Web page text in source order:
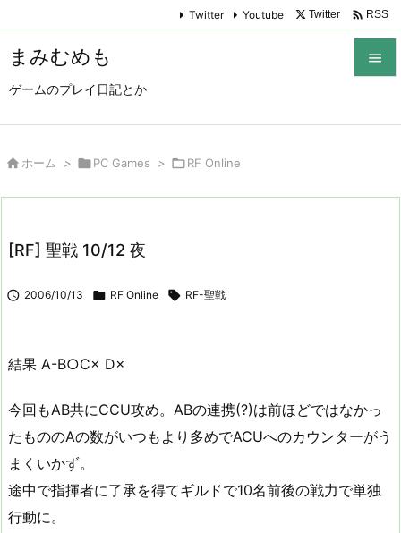
まみむめも
ゲームのプレイ日記とか

Twitter Youtube Twitter  RSS
 ホーム > PC Games > RF Online
[RF] 聖戦 10/12 夜
 2006/10/13  RF Online  RF-聖戦
結果 A-B○C× D×
今回もAB共にCCU攻め。ABの連携(?)は前ほどではなかっ
たもののAの数がいつもより多めでACUへのカウンターがう
まくいかず。
途中で指揮者に了承を得てギルドで10名前後の戦力で単独
行動に。